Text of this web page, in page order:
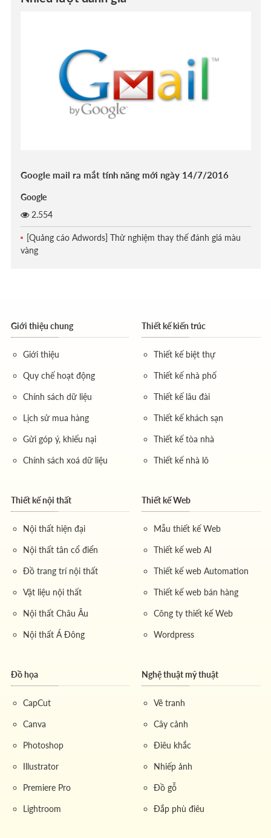
Google mail ra mắt tính năng mới ngày 14/7/2016
Google
2.554
[Quảng cáo Adwords] Thử nghiệm thay thế đánh giá màu
vàng
Giới thiệu chung
Giới thiệu
Quy chế hoạt động
Chính sách dữ liệu
Lịch sử mua hàng
Gửi góp ý, khiếu nại
Chính sách xoá dữ liệu
Thiết kế kiến trúc
Thiết kế biệt thự
Thiết kế nhà phố
Thiết kế lâu đài
Thiết kế khách sạn
Thiết kế tòa nhà
Thiết kế nhà lô
Thiết kế nội thất
Nội thất hiện đại
Nội thất tân cổ điển
Đồ trang trí nội thất
Vật liệu nội thất
Nội thất Châu Âu
Nội thất Á Đông
Thiết kế Web
Mẫu thiết kế Web
Thiết kế web AI
Thiết kế web Automation
Thiết kế web bán hàng
Công ty thiết kế Web
Wordpress
Đồ họa
CapCut
Canva
Photoshop
Illustrator
Premiere Pro
Lightroom
Nghệ thuật mỹ thuật
Vẽ tranh
Cây cảnh
Điêu khắc
Nhiếp ảnh
Đồ gỗ
Đắp phù điêu